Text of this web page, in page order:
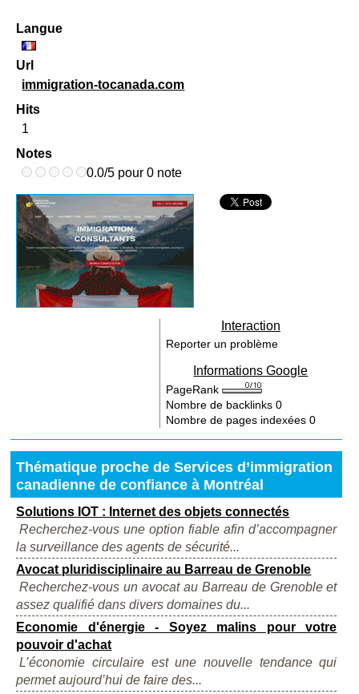
Langue
Url
immigration-tocanada.com
Hits
1
Notes
0.0/5 pour 0 note
Interaction
Reporter un problème
Informations Google
PageRank
Nombre de backlinks0
Nombre de pages indexées0
Thématique proche de Services d’immigration
canadienne de confiance à Montréal
Solutions IOT : Internet des objets connectés
Recherchez-vous une option fiable afin d’accompagner
la surveillance des agents de sécurité...
Avocat pluridisciplinaire au Barreau de Grenoble
Recherchez-vous un avocat au Barreau de Grenoble et
assez qualifié dans divers domaines du...
Economie d'énergie - Soyez malins pour votre
pouvoir d'achat
L’économie circulaire est une nouvelle tendance qui
permet aujourd’hui de faire des...